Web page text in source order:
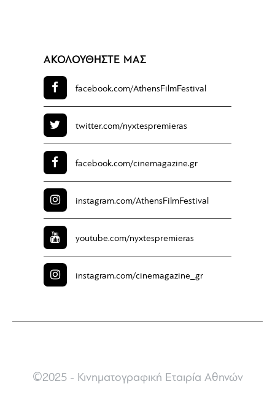
ΑΚΟΛΟΥΘΗΣΤΕ ΜΑΣ
facebook.com/AthensFilmFestival
twitter.com/nyxtespremieras
facebook.com/cinemagazine.gr
instagram.com/AthensFilmFestival
youtube.com/nyxtespremieras
instagram.com/cinemagazine_gr
©2025 - Κινηματογραφική Εταιρία Αθηνών